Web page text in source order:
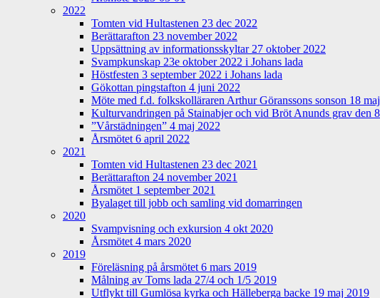
2022
Tomten vid Hultastenen 23 dec 2022
Berättarafton 23 november 2022
Uppsättning av informationsskyltar 27 oktober 2022
Svampkunskap 23e oktober 2022 i Johans lada
Höstfesten 3 september 2022 i Johans lada
Gökottan pingstafton 4 juni 2022
Möte med f.d. folkskolläraren Arthur Göranssons sonson 18 maj
Kulturvandringen på Stainabjer och vid Bröt Anunds grav den
”Vårstädningen” 4 maj 2022
Årsmötet 6 april 2022
2021
Tomten vid Hultastenen 23 dec 2021
Berättarafton 24 november 2021
Årsmötet 1 september 2021
Byalaget till jobb och samling vid domarringen
2020
Svampvisning och exkursion 4 okt 2020
Årsmötet 4 mars 2020
2019
Föreläsning på årsmötet 6 mars 2019
Målning av Toms lada 27/4 och 1/5 2019
Utflykt till Gumlösa kyrka och Hälleberga backe 19 maj 2019